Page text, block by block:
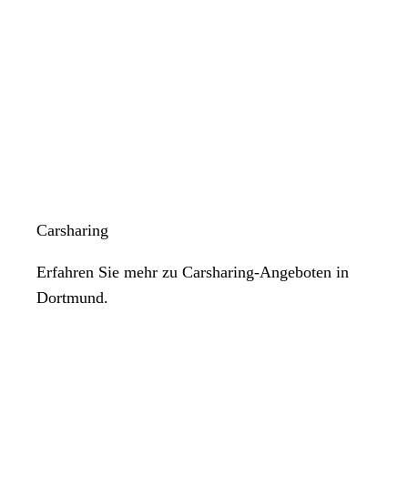
Carsharing
Erfahren Sie mehr zu Carsharing-Angeboten in
Dortmund.